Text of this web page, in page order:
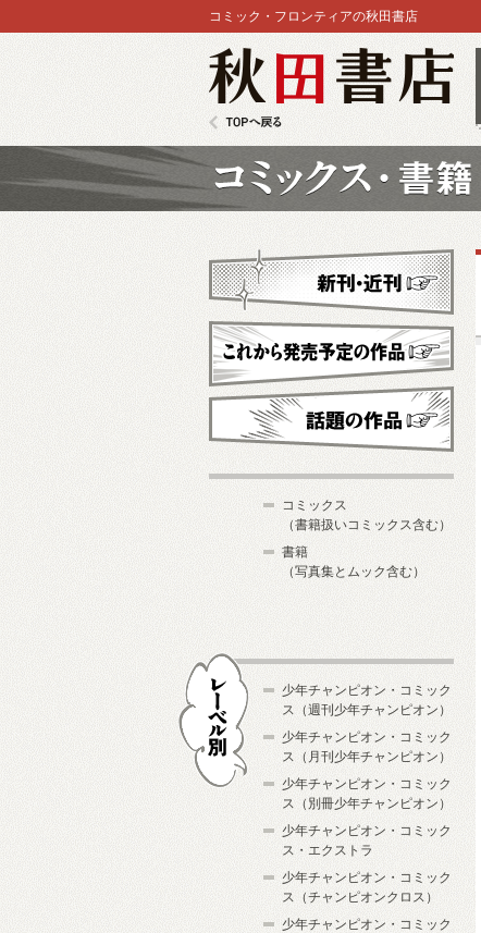
コミック・フロンティアの秋田書店
新刊・近刊
これから発売予定
コミックス
（書籍扱いコミックス含む）
書籍
（写真集とムック含む）
少年チャンピオン・コミック
ス（週刊少年チャンピオン）
少年チャンピオン・コミック
ス（月刊少年チャンピオン）
少年チャンピオン・コミック
ス（別冊少年チャンピオン）
少年チャンピオン・コミック
ス・エクストラ
少年チャンピオン・コミック
ス（チャンピオンクロス）
少年チャンピオン・コミック